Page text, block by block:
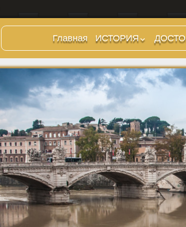
Главная
ИСТОРИЯ
Предыстория
Царский период
(753-509 гг до н.э.)
Ранняя Республика
(509-265 гг до н.э.)
Поздняя Республика
(264-27 гг до н.э.)
Империя. Принципат
(27 г до н.э. — 284 г
н.э.)
Империя. Доминат
(284-476 гг)
Темные Века. Готы
Темные Века.
Экзархат
Холмы
Музеи
храмы
Дворцы
Арки,